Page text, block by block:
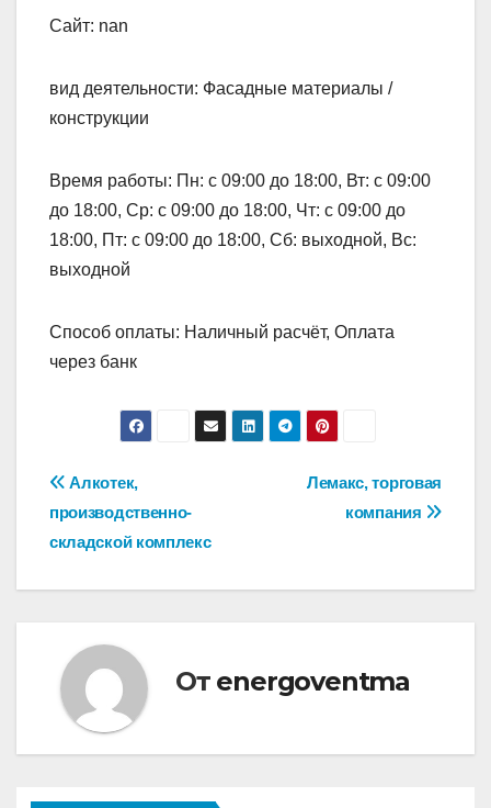
Сайт: nan
вид деятельности: Фасадные материалы /
конструкции
Время работы: Пн: с 09:00 до 18:00, Вт: с 09:00
до 18:00, Ср: с 09:00 до 18:00, Чт: с 09:00 до
18:00, Пт: с 09:00 до 18:00, Сб: выходной, Вс:
выходной
Способ оплаты: Наличный расчёт, Оплата
через банк
Навигация
по
записям
Лемакс, торговая
компания
Алкотек,
производственно-
складской комплекс
От energoventma